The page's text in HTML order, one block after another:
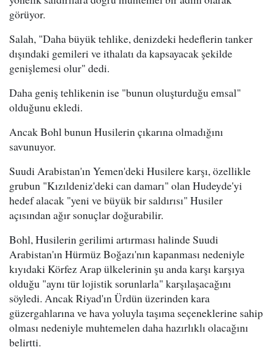
görüyor.
Salah, "Daha büyük tehlike, denizdeki hedeflerin tanker
dışındaki gemileri ve ithalatı da kapsayacak şekilde
genişlemesi olur" dedi.
Daha geniş tehlikenin ise "bunun oluşturduğu emsal"
olduğunu ekledi.
Ancak Bohl bunun Husilerin çıkarına olmadığını
savunuyor.
Suudi Arabistan'ın Yemen'deki Husilere karşı, özellikle
grubun "Kızıldeniz'deki can damarı" olan Hudeyde'yi
hedef alacak "yeni ve büyük bir saldırısı" Husiler
açısından ağır sonuçlar doğurabilir.
Bohl, Husilerin gerilimi artırması halinde Suudi
Arabistan'ın Hürmüz Boğazı'nın kapanması nedeniyle
kıyıdaki Körfez Arap ülkelerinin şu anda karşı karşıya
olduğu "aynı tür lojistik sorunlarla" karşılaşacağını
söyledi. Ancak Riyad'ın Ürdün üzerinden kara
güzergahlarına ve hava yoluyla taşıma seçeneklerine sahip
olması nedeniyle muhtemelen daha hazırlıklı olacağını
belirtti.